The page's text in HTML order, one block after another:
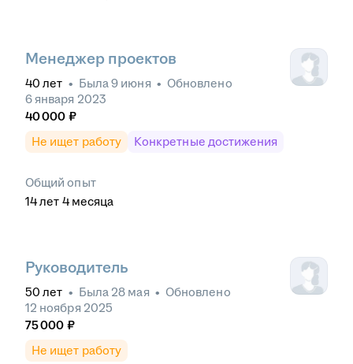
Менеджер проектов
40 лет • Была9 июня • Обновлено
6 января 2023
40 000 ₽
Не ищет работу
Конкретные достижения
Общий опыт
14лет 4 месяца
Руководитель
50 лет • Была 28 мая • Обновлено
12 ноября 2025
75 000 ₽
Не ищет работу